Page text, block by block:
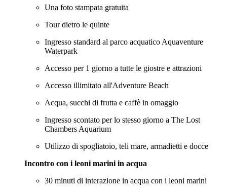
Una foto stampata gratuita
Tour dietro le quinte
Ingresso standard al parco acquatico Aquaventure
Waterpark
Accesso per 1 giorno a tutte le giostre e attrazioni
Accesso illimitato all'Adventure Beach
Acqua, succhi di frutta e caffè in omaggio
Ingresso scontato per lo stesso giorno a The Lost
Chambers Aquarium
Utilizzo di spogliatoio, teli mare, armadietti e docce
Incontro con i leoni marini in acqua
30 minuti di interazione in acqua con i leoni marini